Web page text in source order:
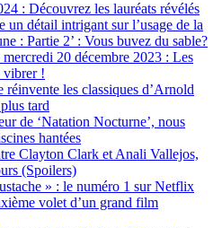
: Découvrez les lauréats révélés
détail intrigant sur l’usage de la
: Partie 2’ : Vous buvez du sable?
20 décembre 2023 : Les
vibrer !
réinvente les classiques d’Arnold
tard
de ‘Natation Nocturne’, nous
hantées
Clayton Clark et Anali Vallejos,
(Spoilers)
» : le numéro 1 sur Netflix
volet d’un grand film